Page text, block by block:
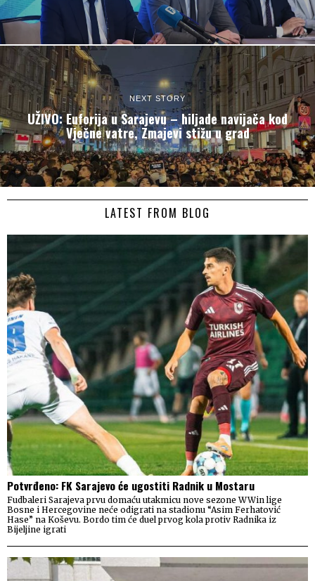
NEXT STORY
UŽIVO: Euforija u Sarajevu – hiljade navijača kod
Vječne vatre, Zmajevi stižu u grad
LATEST FROM BLOG
Potvrđeno: FK Sarajevo će ugostiti Radnik u Mostaru
Fudbaleri Sarajeva prvu domaću utakmicu nove sezone WWin lige
Bosne i Hercegovine neće odigrati na stadionu “Asim Ferhatović
Hase” na Koševu. Bordo tim će duel prvog kola protiv Radnika iz
Bijeljine igrati